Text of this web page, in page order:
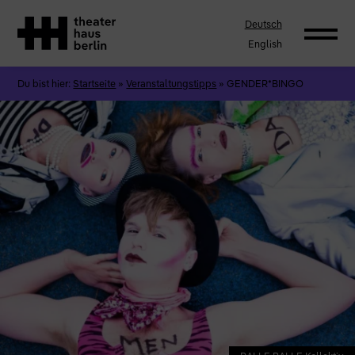
Deutsch
English
Du bist hier: Startseite »Veranstaltungstipps » GENDER*BINGO